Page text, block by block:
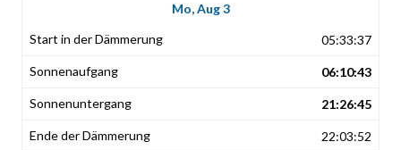
Mo, Aug 3
05:33:37
06:10:43
21:26:45
22:03:52